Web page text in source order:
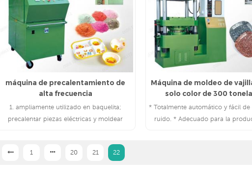
máquina de precalentamiento de
alta frecuencia
1. ampliamente utilizado en baquelita;
precalentar piezas eléctricas y moldear
semiconductores ic; el cargador; formación
de dispositivos electrónicos
Máquina de moldeo de
solo color de 300
* Totalmente automático y fácil de
ruido. * Adecuado para la
1 20 21 22